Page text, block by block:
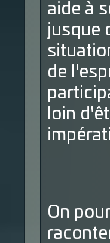
aide à
jusque
de
loin
On